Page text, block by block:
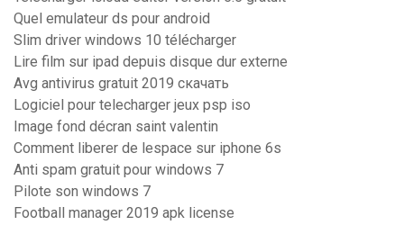
Quel emulateur ds pour android
Slim driver windows 10 télécharger
Lire film sur ipad depuis disque dur externe
Avg antivirus gratuit 2019 скачать
Logiciel pour telecharger jeux psp iso
Image fond décran saint valentin
Comment liberer de lespace sur iphone 6s
Anti spam gratuit pour windows 7
Pilote son windows 7
Football manager 2019 apk license